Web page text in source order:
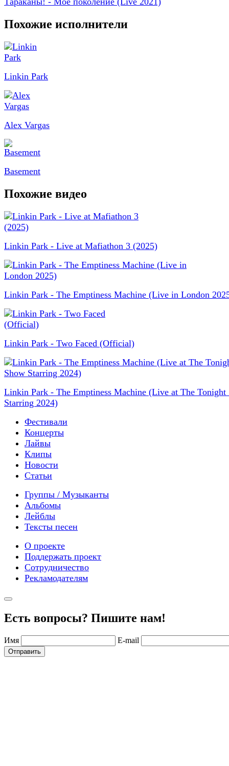
Похожие исполнители
Linkin Park
Alex Vargas
Basement
Похожие видео
Linkin Park - Live at Mafiathon 3 (2025)
Linkin Park - The Emptiness Machine (Live in London
Linkin Park - Two Faced (Official)
Linkin Park - The Emptiness Machine (Live at The Tonight
Starring 2024)
Фестивали
Концерты
Лайвы
Клипы
Новости
Статьи
Группы / Музыканты
Альбомы
Лейблы
Тексты песен
О проекте
Поддержать проект
Сотрудничество
Рекламодателям
Есть вопросы? Пишите нам!
Имя E-mail